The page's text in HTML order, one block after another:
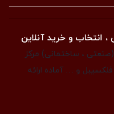
، انتخاب و خرید آنلاین
، ساختمانی) مرکز
و … آماده ارائه